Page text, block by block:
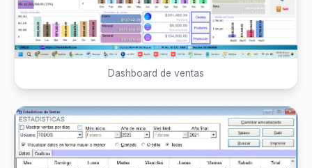
Dashboard de ventas